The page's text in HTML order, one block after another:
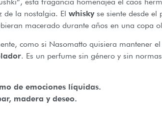
de la nostalgia. El whiskyse siente desde el
macerado durante años en una copa
como si Nasomatto quisiera mantener
. Es un perfume sin género y sin
de emociones líquidas.
madera y deseo.